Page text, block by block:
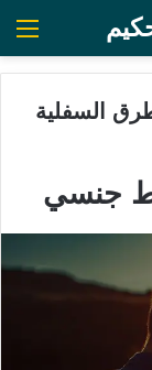
السفلية
جنسي